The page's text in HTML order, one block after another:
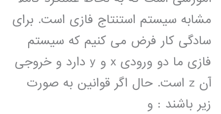
مشابه سيستم استنتاج فازی است. برای
سادگی کار فرض می کنيم که سيستم
فازی ما دو ورودی x و y دارد و خروجی
آن z است. حال اگر قوانين به صورت
زير باشند : و